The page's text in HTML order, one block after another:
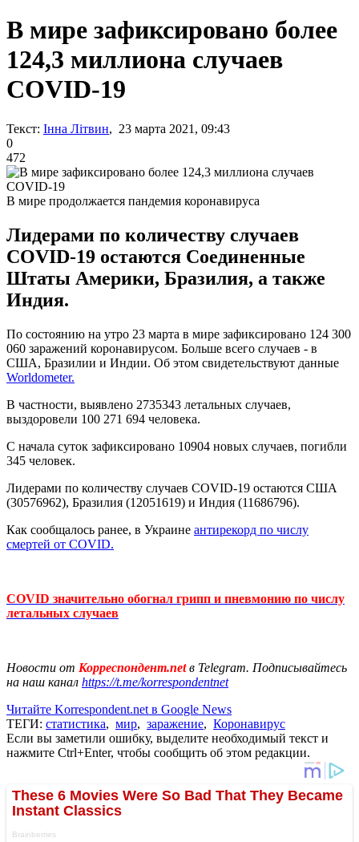
В мире зафиксировано более
124,3 миллиона случаев
COVID-19
Текст: Інна Літвин, 23 марта 2021, 09:43
0
472
В мире продолжается пандемия коронавируса
Лидерами по количеству случаев
COVID-19 остаются Соединенные
Штаты Америки, Бразилия, а также
Индия.
По состоянию на утро 23 марта в мире зафиксировано 124 300
060 заражений коронавирусом. Больше всего случаев - в
США, Бразилии и Индии. Об этом свидетельствуют данные
Worldometer.
В частности, выявлено 2735343 летальных случаев,
выздоровели 100 271 694 человека.
С начала суток зафиксировано 10904 новых случаев, погибли
345 человек.
Лидерами по количеству случаев COVID-19 остаются США
(30576962), Бразилия (12051619) и Индия (11686796).
Как сообщалось ранее, в Украине антирекорд по числу
смертей от COVID.
COVID значительно обогнал грипп и пневмонию по числу
летальных случаев
Новости от Корреспондент.netв Telegram. Подписывайтесь
на наш канал https://t.me/korrespondentnet
Читайте Korrespondent.net в Google News
ТЕГИ: статистика, мир, заражение, Коронавирус
Если вы заметили ошибку, выделите необходимый текст и
нажмите Ctrl+Enter, чтобы сообщить об этом редакции.